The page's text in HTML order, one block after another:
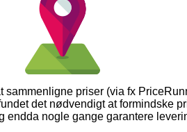
sammenligne priser (via fx
det nødvendigt at formindske
endda nogle gange garantere